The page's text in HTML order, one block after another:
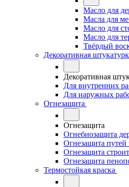
Масло для
Масла для
Масло для
Масло для
Твёрдый
Декоративная
Декоративная
Для внутренних
Для наружных
Огнезащита
Огнезащита
Огнебиозащита
Огнезащита путей
Огнезащита
Огнезащита
Термостойкая краска